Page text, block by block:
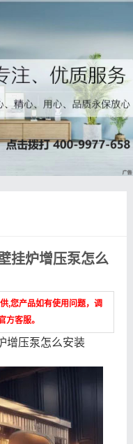
挂炉增压泵怎么
,您产品如有使用问题，调
方客服。
增压泵怎么安装